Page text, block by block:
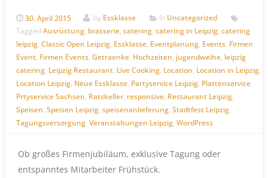
30. April 2015 by Essklasse In Uncategorized
Tagged Ausrüstung, brasserie, catering, catering in Leipzig, catering
leipzig, Classic Open Leipzig, Essklasse, Eventplanung, Events, Firmen
Event, Firmen Events, Getraenke, Hochzeiten, jugendweihe, leipzig
catering, Leipzig Restaurant, Live Cooking, Location, Location in Leipzig,
Location Leipzig, Neue Essklasse, Partyservice Leipzig, Plattenservice,
Prtyservice Sachsen, Ratskeller, responsive, Restaurant Leipzig,
Speisen, Speisen Leipzig, speisenanlieferung, Stadtfest Leipzig,
Tagungsversorgung, Veranstaltungen Leipzig, WordPress
Ob großes Firmenjubiläum, exklusive Tagung oder
entspanntes Mitarbeiter Frühstück.